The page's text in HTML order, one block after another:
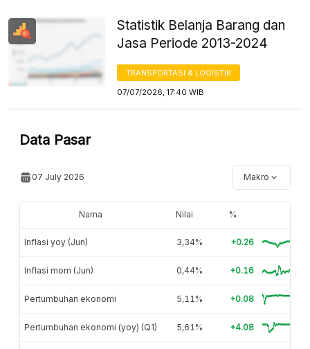
Statistik Belanja Barang dan
Jasa Periode 2013-2024
TRANSPORTASI & LOGISTIK
07/07/2026, 17:40 WIB
Data Pasar
07 July 2026 Makro
Nama Nilai %
Inflasi yoy (Jun) 3,34% +0.26
Inflasi mom (Jun) 0,44% +0.16
Pertumbuhan ekonomi 5,11% +0.08
Pertumbuhan ekonomi (yoy) (Q1) 5,61% +4.08